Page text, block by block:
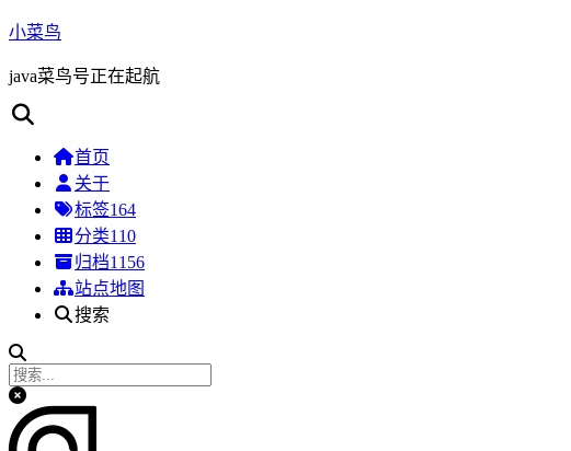
小菜鸟
java菜鸟号正在起航
首页
关于
标签164
分类110
归档1156
站点地图
搜索